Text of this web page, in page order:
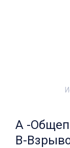
А -
В-